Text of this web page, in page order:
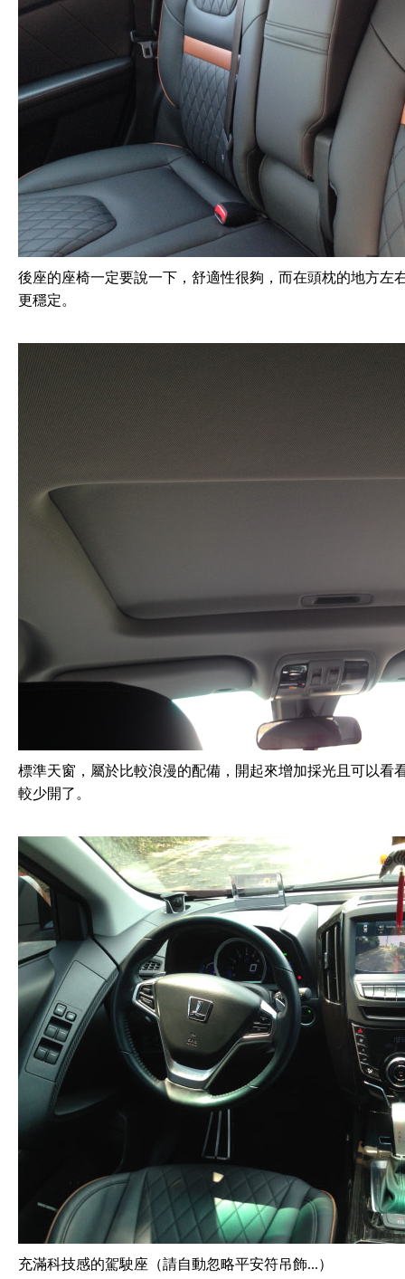
後座的座椅一定要說一下，舒適性很夠，而在頭枕的地方左
更穩定。
標準天窗，屬於比較浪漫的配備，開起來增加採光且可以看
較少開了。
充滿科技感的駕駛座（請自動忽略平安符吊飾...）